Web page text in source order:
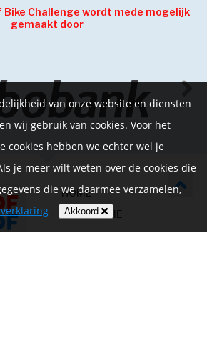
Challenge wordt mede mogelijk
gemaakt door
HOME
INFORMATIE
NIEUWS
van onze website en diensten
wij gebruik van cookies. Voor het
cookies hebben we echter wel je
je meer wilt weten over de cookies die
die we daarmee verzamelen,
Akkoord